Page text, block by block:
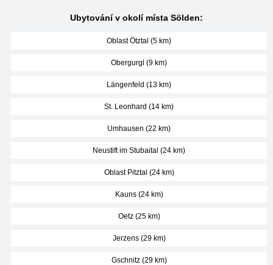
Ubytování v okolí místa Sölden:
Oblast Ötztal (5 km)
Obergurgl (9 km)
Längenfeld (13 km)
St. Leonhard (14 km)
Umhausen (22 km)
Neustift im Stubaital (24 km)
Oblast Pitztal (24 km)
Kauns (24 km)
Oetz (25 km)
Jerzens (29 km)
Gschnitz (29 km)